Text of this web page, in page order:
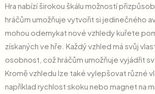
Hra nabízí širokou škálu možností
hráčům umožňuje vytvořit si jedinečného
mohou odemykat nové vzhledy kuřete
získaných ve hře. Každý vzhled má svůj
osobnost, což hráčům umožňuje vyjádřit
Kromě vzhledu lze také vylepšovat různé
například rychlost skoku nebo magnet na